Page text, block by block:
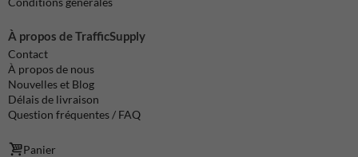
À propos de TrafficSupply
Contact
À propos de nous
Nouvelles et Blog
Délais de livraison
Question fréquentes / FAQ
Panier